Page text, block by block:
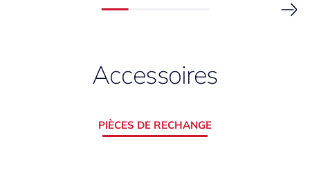
Accessoires
PIÈCES DE RECHANGE